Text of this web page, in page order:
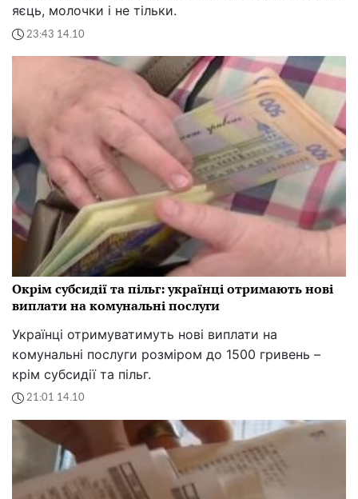
яєць, молочки і не тільки.
23:43 14.10
Окрім субсидії та пільг: українці отримають нові
виплати на комунальні послуги
Українці отримуватимуть нові виплати на
комунальні послуги розміром до 1500 гривень –
крім субсидії та пільг.
21:01 14.10